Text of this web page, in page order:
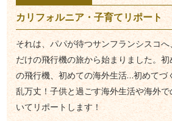
カリフォルニア・子育てリポート
それは、パパが待つサンフランシスコ
だけの飛行機の旅から始まりました。
の飛行機、初めての海外生活…初めてづ
乱万丈！子供と過ごす海外生活や海外で
いてリポートします！